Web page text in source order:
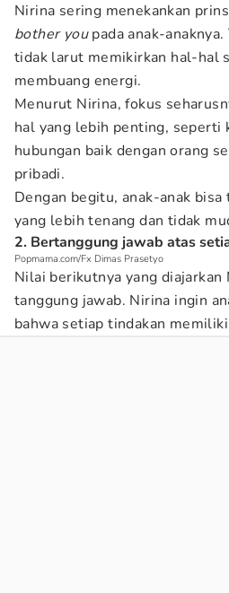
Nirina sering menekankan
bother youpada anak-
tidak larut memikirkan hal-hal
membuang energi.
Menurut Nirina, fokus
hal yang lebih penting, seperti
hubungan baik dengan orang
pribadi.
Dengan begitu, anak-anak
yang lebih tenang dan tidak
2. Bertanggung jawab atas
Popmama.com/Fx Dimas Prasetyo
Nilai berikutnya yang
tanggung jawab. Nirina ingin
bahwa setiap tindakan